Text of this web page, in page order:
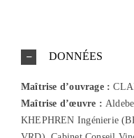
DONNÉES
Maîtrise d’ouvrage :
Maîtrise d’œuvre :
KHEPHREN Ingénierie